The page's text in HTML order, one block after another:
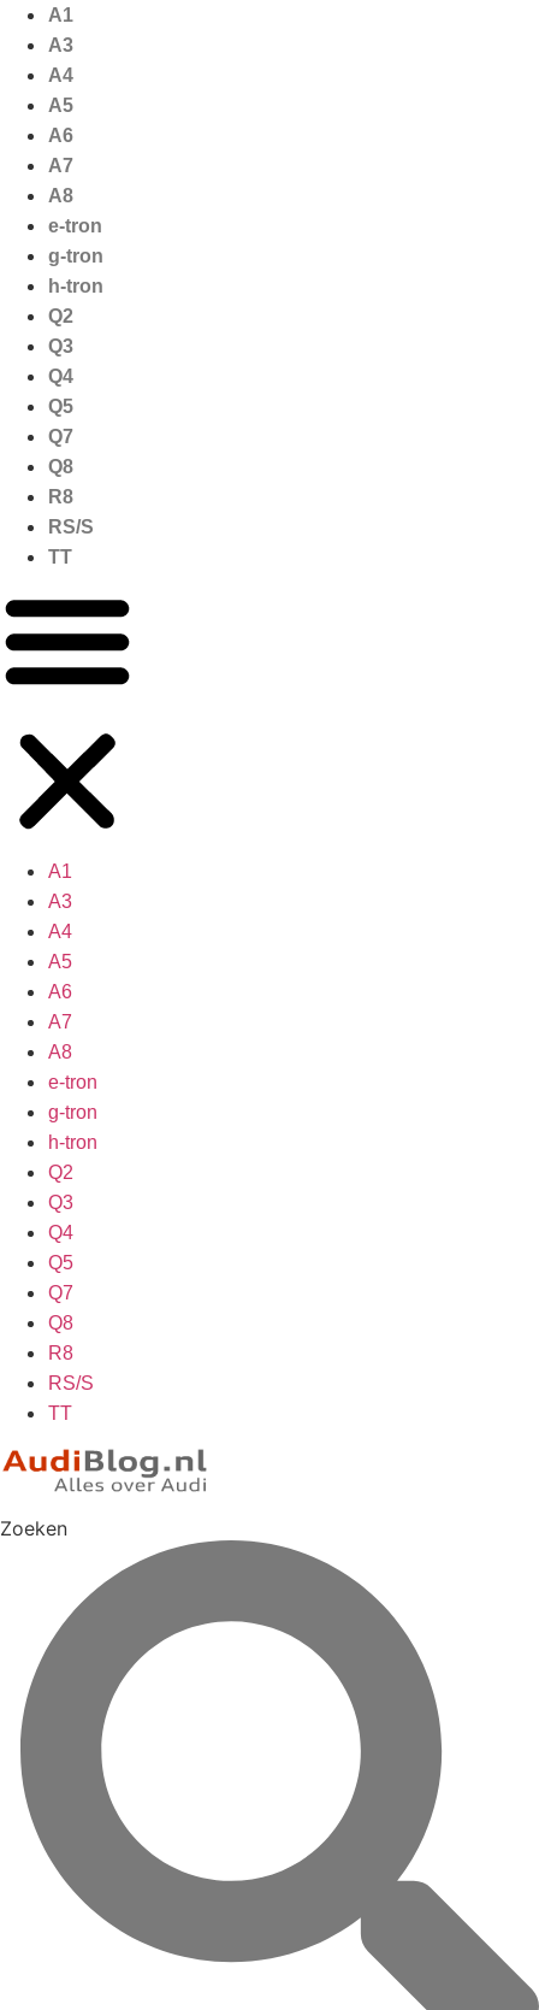
naar
inhoud
A1
A3
A4
A5
A6
A7
A8
e-tron
g-tron
h-tron
Q2
Q3
Q4
Q5
Q7
Q8
R8
RS/S
TT
A1
A3
A4
A5
A6
A7
A8
e-tron
g-tron
h-tron
Q2
Q3
Q4
Q5
Q7
Q8
R8
RS/S
TT
Zoeken